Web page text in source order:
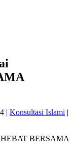
| Konsultasi Islami |